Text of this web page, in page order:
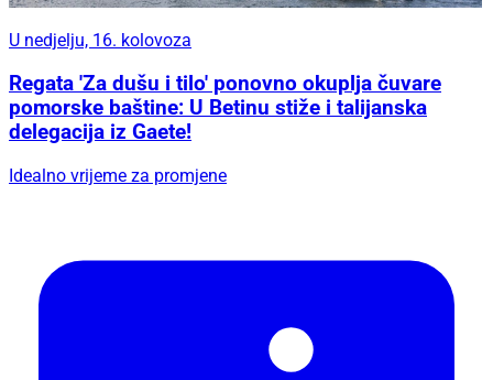
U nedjelju, 16. kolovoza
Regata 'Za dušu i tilo' ponovno okuplja čuvare
pomorske baštine: U Betinu stiže i talijanska
delegacija iz Gaete!
Idealno vrijeme za promjene